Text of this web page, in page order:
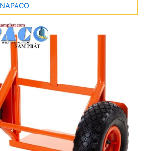
NAPACO